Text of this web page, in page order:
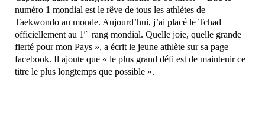
numéro 1 mondial est le rêve de tous les athlètes de
Taekwondo au monde. Aujourd’hui, j’ai placé le Tchad
officiellement au 1 er rang mondial. Quelle joie, quelle grande
fierté pour mon Pays », a écrit le jeune athlète sur sa page
facebook. Il ajoute que « le plus grand défi est de maintenir ce
titre le plus longtemps que possible ».